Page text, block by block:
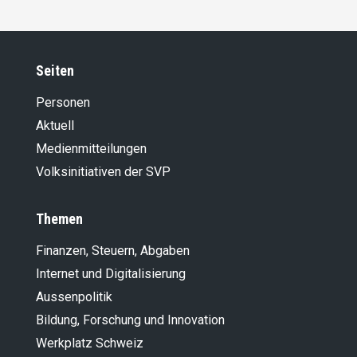
Seiten
Personen
Aktuell
Medienmitteilungen
Volksinitiativen der SVP
Themen
Finanzen, Steuern, Abgaben
Internet und Digitalisierung
Aussenpolitik
Bildung, Forschung und Innovation
Werkplatz Schweiz